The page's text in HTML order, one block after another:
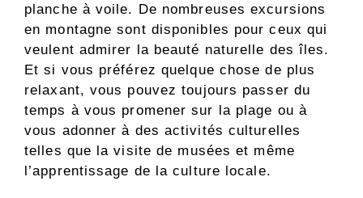
planche à voile. De nombreuses excursions
en montagne sont disponibles pour ceux qui
veulent admirer la beauté naturelle des îles.
Et si vous préférez quelque chose de plus
relaxant, vous pouvez toujours passer du
temps à vous promener sur la plage ou à
vous adonner à des activités culturelles
telles que la visite de musées et même
l’apprentissage de la culture locale.